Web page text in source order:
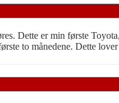
Dette er min første
to månedene. Dette lover